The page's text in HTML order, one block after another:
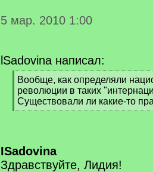
5 мар. 2010 1:00
lSadovina написал:
[
q
]
Вообще, как определяли
революции в таких
Существовали ли какие-то
[
ISadovina
Здравствуйте, Лидия!